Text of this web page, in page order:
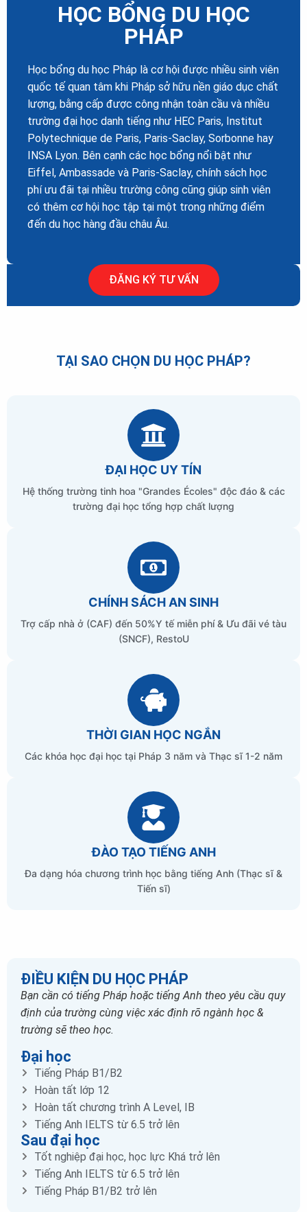
HỌC BỔNG DU HỌC
PHÁP
Học bổng du học Pháp là cơ hội được nhiều sinh viên
quốc tế quan tâm khi Pháp sở hữu nền giáo dục chất
lượng, bằng cấp được công nhận toàn cầu và nhiều
trường đại học danh tiếng như HEC Paris, Institut
Polytechnique de Paris, Paris-Saclay, Sorbonne hay
INSA Lyon. Bên cạnh các học bổng nổi bật như
Eiffel, Ambassade và Paris-Saclay, chính sách học
phí ưu đãi tại nhiều trường công cũng giúp sinh viên
có thêm cơ hội học tập tại một trong những điểm
đến du học hàng đầu châu Âu.
ĐĂNG KÝ TƯ VẤN
TẠI SAO CHỌN DU HỌC PHÁP?
ĐẠI HỌC UY TÍN
Hệ thống trường tinh hoa "Grandes Écoles" độc đáo & các
trường đại học tổng hợp chất lượng
CHÍNH SÁCH AN SINH
Trợ cấp nhà ở (CAF) đến 50%Y tế miễn phí & Ưu đãi vé tàu
(SNCF), RestoU
THỜI GIAN HỌC NGẮN
Các khóa học đại học tại Pháp 3 năm và Thạc sĩ 1-2 năm
ĐÀO TẠO TIẾNG ANH
Đa dạng hóa chương trình học bằng tiếng Anh (Thạc sĩ &
Tiến sĩ)
ĐIỀU KIỆN DU HỌC PHÁP
Bạn cần có tiếng Pháp hoặc tiếng Anh theo yêu cầu quy
định của trường cùng việc xác định rõ ngành học &
trường sẽ theo học.
Đại học
Tiếng Pháp B1/B2
Hoàn tất lớp 12
Hoàn tất chương trình A Level, IB
Tiếng Anh IELTS từ 6.5 trở lên
Sau đại học
Tốt nghiệp đại học, học lực Khá trở lên
Tiếng Anh IELTS từ 6.5 trở lên
Tiếng Pháp B1/B2 trở lên